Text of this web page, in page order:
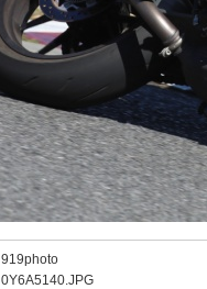
919photo
0Y6A5140.JPG